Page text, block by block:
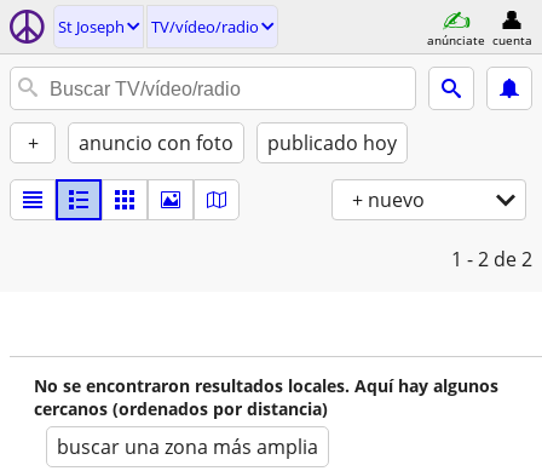
St Joseph TV/vídeo/radio
anúnciate cuenta
+ anuncio con foto publicado hoy
+ nuevo
1 - 2 de 2
No se encontraron resultados locales. Aquí hay algunos
cercanos (ordenados por distancia)
buscar una zona más amplia